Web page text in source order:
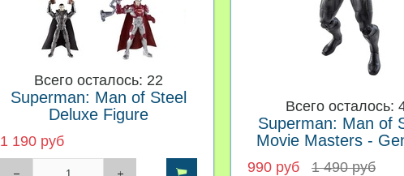
Всего осталось: 22
Superman: Man of Steel
Deluxe Figure
1 190 руб
Всего осталось:
Superman: Man of
Movie Masters -
Zod with Shackles
990 руб 1 490 руб